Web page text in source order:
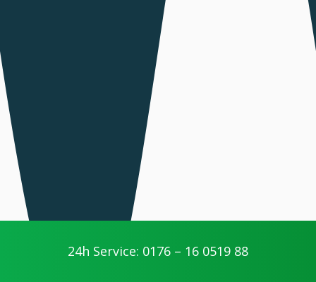
24h Service: 0176 – 16 0519 88